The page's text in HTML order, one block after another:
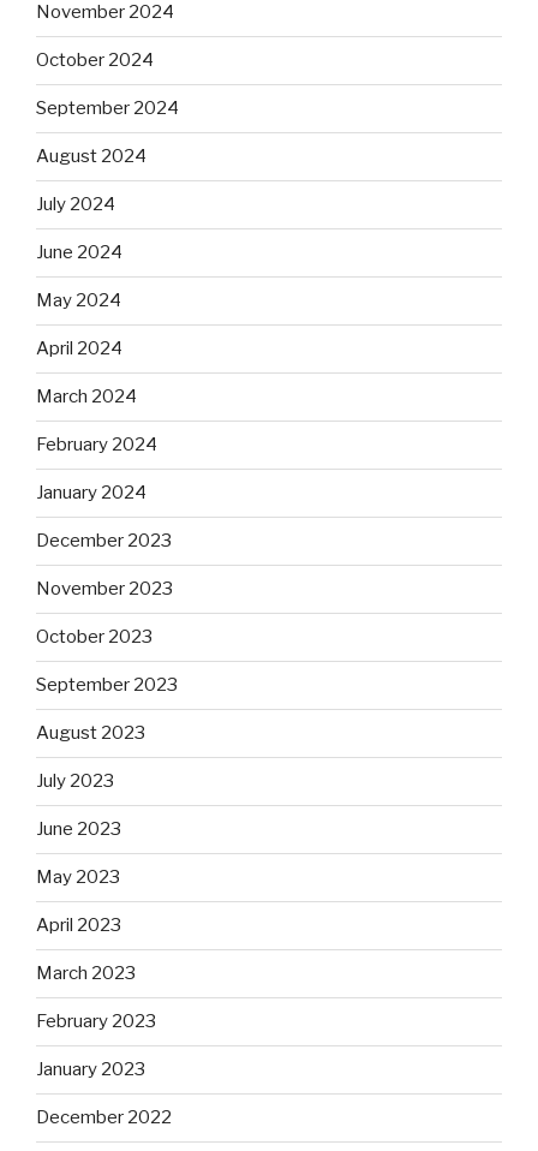
November 2024
October 2024
September 2024
August 2024
July 2024
June 2024
May 2024
April 2024
March 2024
February 2024
January 2024
December 2023
November 2023
October 2023
September 2023
August 2023
July 2023
June 2023
May 2023
April 2023
March 2023
February 2023
January 2023
December 2022